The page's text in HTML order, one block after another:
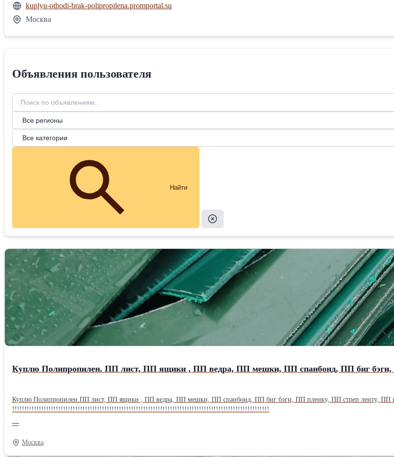
kuplyu-othodi-brak-polipropilena.promportal.su
Москва
Объявления пользователя
Найти
Куплю Полипропилен. ПП лист, ПП ящики , ПП ведра, ПП мешки, ПП спанбонд, ПП биг бэги,
Куплю Полипропилен.ПП лист, ПП ящики , ПП ведра, ПП мешки, ПП спанбонд, ПП биг бэги, ПП пленку, ПП стреп ленту, ПП
!!!!!!!!!!!!!!!!!!!!!!!!!!!!!!!!!!!!!!!!!!!!!!!!!!!!!!!!!!!!!!!!!!!!!!!!!!!!!!!!!!!!!!!!!!!!!!!!!!!!!!!!!!
—
Москва